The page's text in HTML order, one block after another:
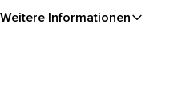
Weitere Informationen